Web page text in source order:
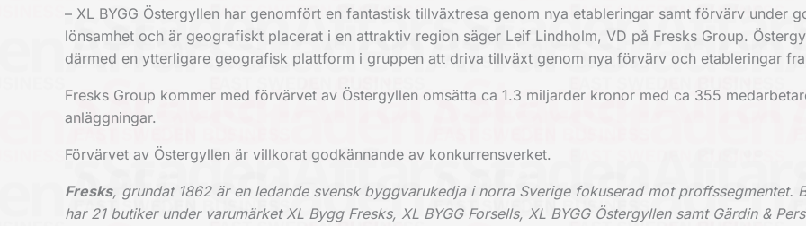
– XL BYGG Östergyllen har genomfört en fantastisk tillväxtresa genom nya etableringar samt förvärv under
lönsamhet och är geografiskt placerat i en attraktiv region säger Leif Lindholm, VD på Fresks Group.
därmed en ytterligare geografisk plattform i gruppen att driva tillväxt genom nya förvärv och etableringar
Fresks Group kommer med förvärvet av Östergyllen omsätta ca 1.3 miljarder kronor med ca 355
anläggningar.
Förvärvet av Östergyllen är villkorat godkännande av konkurrensverket.
Fresks, grundat 1862 är en ledande svensk byggvarukedja i norra Sverige fokuserad mot proffssegmentet.
har 21 butiker under varumärket XL Bygg Fresks, XL BYGG Forsells, XL BYGG Östergyllen samt Gärdin &